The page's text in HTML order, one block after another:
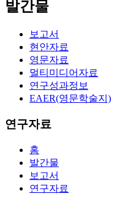
발간물
보고서
현안자료
영문자료
멀티미디어자료
연구성과정보
EAER(영문학술지)
연구자료
홈
발간물
보고서
연구자료